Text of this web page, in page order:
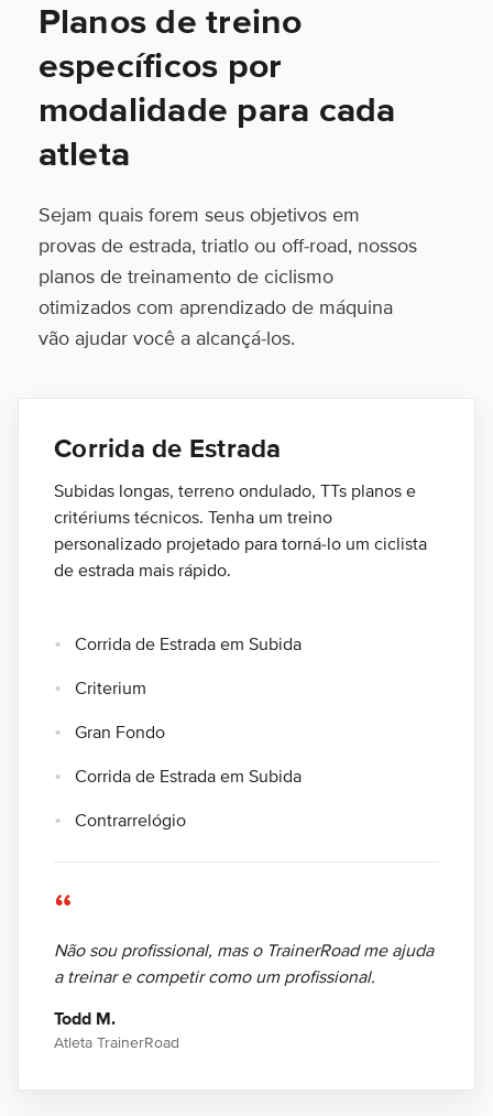
Planos de treino
específicos por
modalidade para cada
atleta
Sejam quais forem seus objetivos em
provas de estrada, triatlo ou off-road, nossos
planos de treinamento de ciclismo
otimizados com aprendizado de máquina
vão ajudar você a alcançá-los.
Corrida de Estrada
Subidas longas, terreno ondulado, TTs planos e
critériums técnicos. Tenha um treino
personalizado projetado para torná-lo um ciclista
de estrada mais rápido.
Corrida de Estrada em Subida
Criterium
Gran Fondo
Corrida de Estrada em Subida
Contrarrelógio
“
Não sou profissional, mas o TrainerRoad me ajuda
a treinar e competir como um profissional.
Todd M.
Atleta TrainerRoad